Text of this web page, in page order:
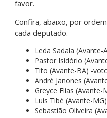
favor.
Confira, abaixo, por
cada deputado.
Leda Sadala (Avante-
Pastor Isidório
Tito (Avante-BA) -
André Janones
Greyce Elias (Avante-
Luis Tibé (Avante-MG)
Sebastião Oliveira